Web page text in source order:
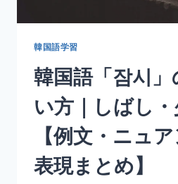
例
文・
寧
語
ま
と
め】
韓国語学習
韓国語「잠시
い方｜しばし
【例文・ニュ
表現まとめ】